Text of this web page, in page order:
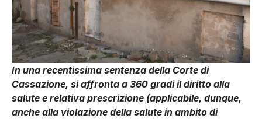
In una recentissima sentenza della Corte di
Cassazione, si affronta a 360 gradi il diritto alla
salute e relativa prescrizione (applicabile, dunque,
anche alla violazione della salute in ambito di